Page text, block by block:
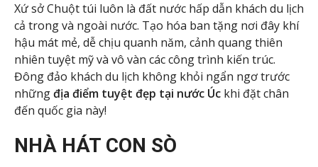
Xứ sở Chuột túi luôn là đất nước hấp dẫn khách du lịch
cả trong và ngoài nước. Tạo hóa ban tặng nơi đây khí
hậu mát mẻ, dễ chịu quanh năm, cảnh quang thiên
nhiên tuyệt mỹ và vô vàn các công trình kiến trúc.
Đông đảo khách du lịch không khỏi ngẩn ngơ trước
nhữngđịa điểm tuyệt đẹp tại nước Úc khi đặt chân
đến quốc gia này!
NHÀ HÁT CON SÒ